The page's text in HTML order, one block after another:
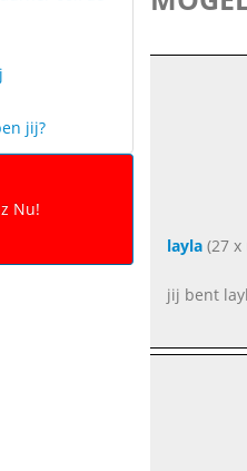
jij?
layla(27 x
jij bent